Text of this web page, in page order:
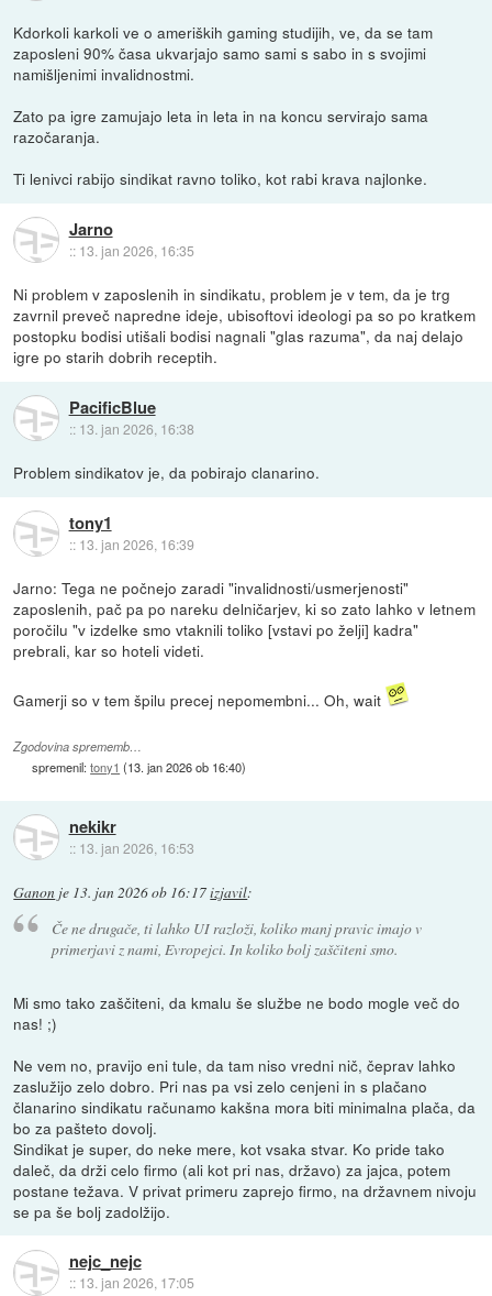
Kdorkoli karkoli ve o ameriških gaming studijih, ve, da se tam
zaposleni 90% časa ukvarjajo samo sami s sabo in s svojimi
namišljenimi invalidnostmi.
Zato pa igre zamujajo leta in leta in na koncu servirajo sama
razočaranja.
Ti lenivci rabijo sindikat ravno toliko, kot rabi krava najlonke.
Jarno
:: 13. jan 2026, 16:35
Ni problem v zaposlenih in sindikatu, problem je v tem, da je trg
zavrnil preveč napredne ideje, ubisoftovi ideologi pa so po kratkem
postopku bodisi utišali bodisi nagnali "glas razuma", da naj delajo
igre po starih dobrih receptih.
PacificBlue
:: 13. jan 2026, 16:38
Problem sindikatov je, da pobirajo clanarino.
tony1
:: 13. jan 2026, 16:39
Jarno: Tega ne počnejo zaradi "invalidnosti/usmerjenosti"
zaposlenih, pač pa po nareku delničarjev, ki so zato lahko v letnem
poročilu "v izdelke smo vtaknili toliko [vstavi po želji] kadra"
prebrali, kar so hoteli videti.
Gamerji so v tem špilu precej nepomembni... Oh, wait
Zgodovina sprememb…
spremenil:tony1 (13. jan 2026 ob 16:40)
nekikr
:: 13. jan 2026, 16:53
Ganon je 13. jan 2026 ob 16:17izjavil:
Če ne drugače, ti lahko UI razloži, koliko manj pravic imajo v
primerjavi z nami, Evropejci. In koliko bolj zaščiteni smo.
Mi smo tako zaščiteni, da kmalu še službe ne bodo mogle več do
nas! ;)
Ne vem no, pravijo eni tule, da tam niso vredni nič, čeprav lahko
zaslužijo zelo dobro. Pri nas pa vsi zelo cenjeni in s plačano
članarino sindikatu računamo kakšna mora biti minimalna plača, da
bo za pašteto dovolj.
Sindikat je super, do neke mere, kot vsaka stvar. Ko pride tako
daleč, da drži celo firmo (ali kot pri nas, državo) za jajca, potem
postane težava. V privat primeru zaprejo firmo, na državnem nivoju
se pa še bolj zadolžijo.
nejc_nejc
:: 13. jan 2026, 17:05